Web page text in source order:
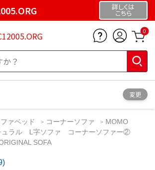
詳しくは
こちら
0
変更
ァベッド コーナーソファ
MOMO
ュラル L字ソファ コーナーソファー②
SOFA